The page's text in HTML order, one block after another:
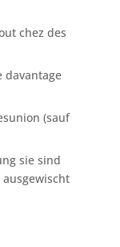
chez des
davantage
(sauf
sie sind